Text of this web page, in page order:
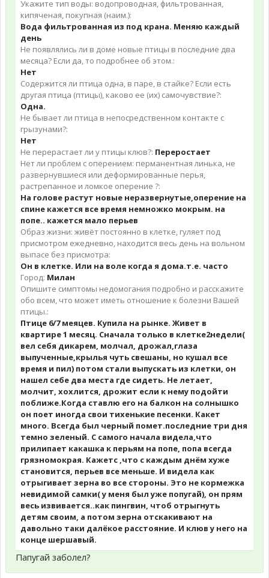
Укажите тип воды: водопроводная, фильтрованная,
кипяченая, покупная (наим.):
Вода фильтрованная из под крана. Меняю каждый
день
Не появлялись ли в доме новые птицы в последние два
месяца? Если да, то подробнее об этом.:
Нет
Содержится ли птица одна, в паре, в стайке? Если есть
другая птица (птицы), каково ее (их) самочувствие?:
Одна.
Не бывает ли птица в непосредственном контакте с
грызунами?:
Нет
Не перерастает ли у птицы клюв?: Переростает
Нет ли проблем с оперением: перманентная линька, не
развернувшиеся или деформированные перья,
растрепанное и ломкое оперение ?:
На голове растут новые неразвернутые,оперение на
спине кажется все время немножко мокрым. на
попе.. кажется мало перьев
Образ жизни: живёт постоянно в клетке, гуляет под
присмотром ежедневно, находится весь день на вольном
выпасе без присмотра:
Он в клетке. Или на воле когда я дома.т.е. часто
Город: Милан
Опишите симптомы недомогания подробно и расскажите
обо всем, что может иметь отношение к болезни Вашей
птицы.:
Птице 6/7 меяцев. Купила на рынке. Живет в
квартире 1 месяц. Сначала только в клетке2недели(
вел себя дикарем, молчал, дрожал,глаза
выпученные,крылья чуть свешаны, но кушал все
время и пил) потом стали выпускать из клетки, он
нашел себе два места где сидеть. Не летает,
молчит, хохлится, дрожит если к нему подойти
поближе.Когда ставлю его на балкон на солнышко
он поет иногда свои тихенькие песенки. Какет
много. Всегда был черный помет.последние три дня
темно зеленый. С самого начала видела,что
прилипает какашка к перьям на попе, попа всегда
грязномокрая. Кажетс ,что с каждым днём хуже
становится, перьев все меньше. И видела как
отрыгивает зерна во все стороны. Это не кормежка
невидимой самки( у меня был уже попугай), он прям
весь извивается..как пингвин, чтоб отрыгнуть
детям своим, а потом зерна отскакивают на
давольно таки далёкое расстояние. И клюв у него на
конце шершавый.
Папугай заболел?